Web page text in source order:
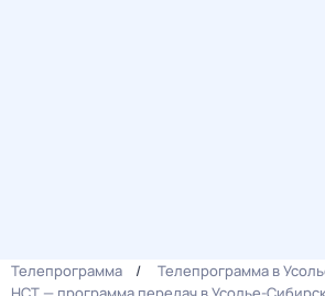
Телепрограмма
Телепрограмма в